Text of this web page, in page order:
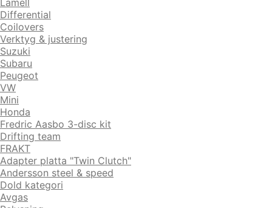
Lamell
Differential
Coilovers
Verktyg & justering
Suzuki
Subaru
Peugeot
VW
Mini
Honda
Fredric Aasbo 3-disc kit
Drifting team
FRAKT
Adapter platta "Twin Clutch"
Andersson steel & speed
Dold kategori
Avgas